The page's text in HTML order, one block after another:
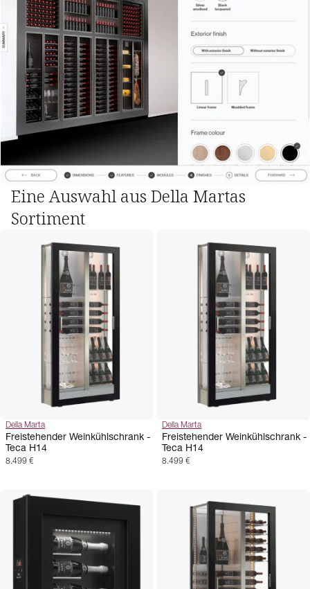
Eine Auswahl aus Della Martas
Sortiment
Della Marta
Freistehender Weinkühlschrank -
Teca H14
8.499 €
Della Marta
Freistehender Weinkühlschrank -
Teca H14
8.499 €